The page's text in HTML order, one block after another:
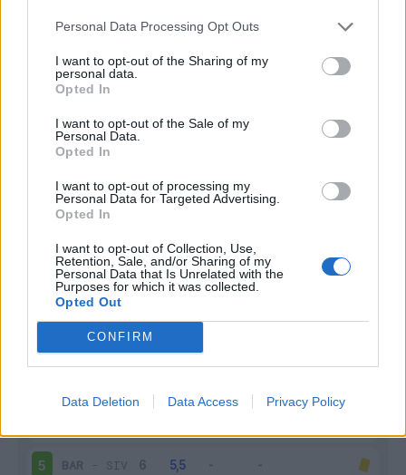
Personal Data Processing Opt Outs
I want to opt-out of the Sharing of my
personal data.
Opted In
I want to opt-out of the Sale of my
Personal Data.
Opted In
I want to opt-out of processing my
Personal Data for Targeted Advertising.
Opted In
I want to opt-out of Collection, Use,
Retention, Sale, and/or Sharing of my
Personal Data that Is Unrelated with the
Purposes for which it was collected.
Opted Out
CONFIRM
Data Deletion Data Access Privacy Policy
Infortunato 0 - 0%
Inutilizzato
Scarica riepilogo
stagionale
Giornata Voto FV Entrato Uscito Bonus/Malus
VIL-BAR
-BAR
5 BAR - SIV